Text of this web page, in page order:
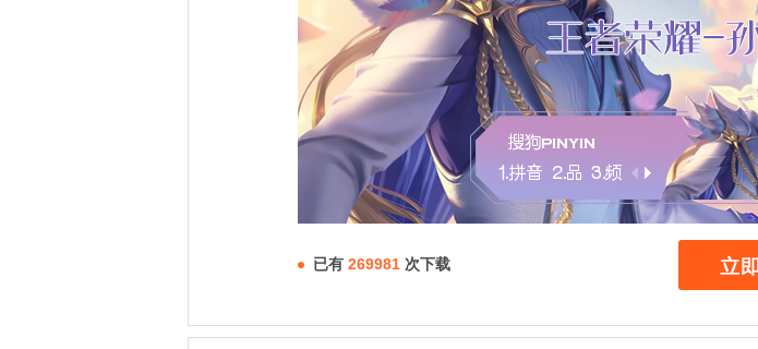
已有 269981 次下载